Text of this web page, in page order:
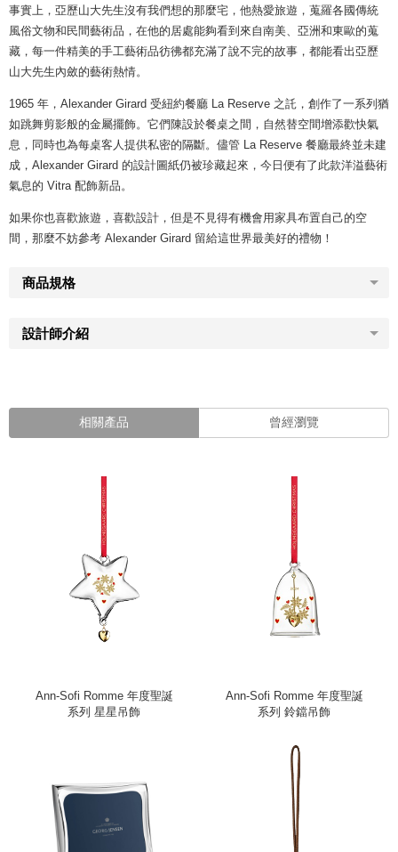
事實上，亞歷山大先生沒有我們想的那麼宅，他熱愛旅遊，蒐羅各國傳統
風俗文物和民間藝術品，在他的居處能夠看到來自南美、亞洲和東歐的蒐
藏，每一件精美的手工藝術品彷彿都充滿了說不完的故事，都能看出亞歷
山大先生內斂的藝術熱情。
1965 年，Alexander Girard 受紐約餐廳 La Reserve 之託，創作了一系列猶
如跳舞剪影般的金屬擺飾。它們陳設於餐桌之間，自然替空間增添歡快氣
息，同時也為每桌客人提供私密的隔斷。儘管 La Reserve 餐廳最終並未建
成，Alexander Girard 的設計圖紙仍被珍藏起來，今日便有了此款洋溢藝術
氣息的 Vitra 配飾新品。
如果你也喜歡旅遊，喜歡設計，但是不見得有機會用家具布置自己的空
間，那麼不妨參考 Alexander Girard 留給這世界最美好的禮物！
商品規格
設計師介紹
相關產品 曾經瀏覽
Ann-Sofi Romme 年度聖誕
系列 星星吊飾
Ann-Sofi Romme 年度聖誕
系列 鈴鐺吊飾